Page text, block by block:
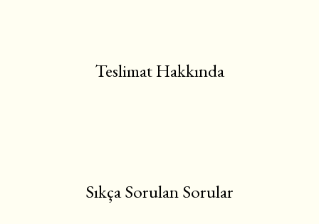
Teslimat Hakkında
Sıkça Sorulan Sorular